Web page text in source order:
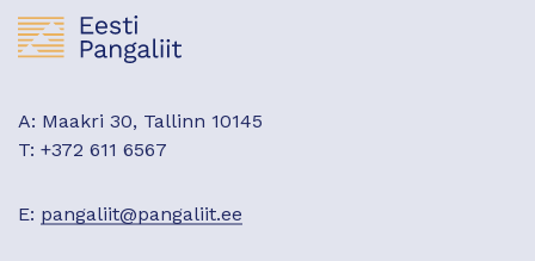
A: Maakri 30, Tallinn 10145
T: +372 611 6567
E: pangaliit@pangaliit.ee